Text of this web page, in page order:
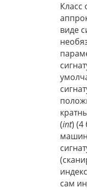
Класс
виде
(int) (4
сам